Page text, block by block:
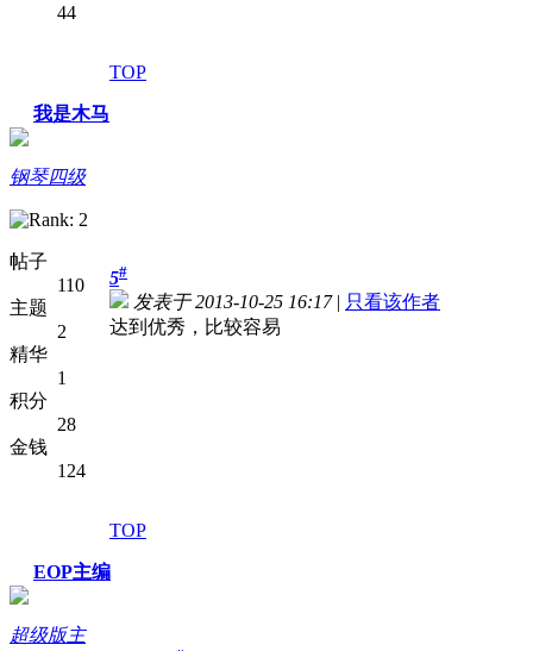
44
TOP
我是木马
钢琴四级
帖子
110
主题
2
精华
1
积分
28
金钱
124
5#
发表于 2013-10-25 16:17| 只看该作者
达到优秀，比较容易
TOP
EOP主编
超级版主